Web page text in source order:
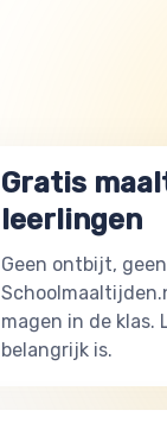
Gratis
leerlingen
Geen ontbijt,
magen in de klas.
belangrijk is.